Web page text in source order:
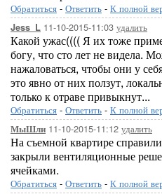
Обратиться - Ответить - К полной
Jess_L 11-10-2015-11:03 удалить
Какой ужас(((( Я их тоже
богу, что сто лет не видела.
нажаловаться, чтобы они у
это явно от них ползут,
только к отраве привыкнут...
Обратиться - Ответить - К полной
МыШли 11-10-2015-11:12 удалить
На съемной квартире
закрыли вентиляционные
ячейками.
Обратиться - Ответить - К полной